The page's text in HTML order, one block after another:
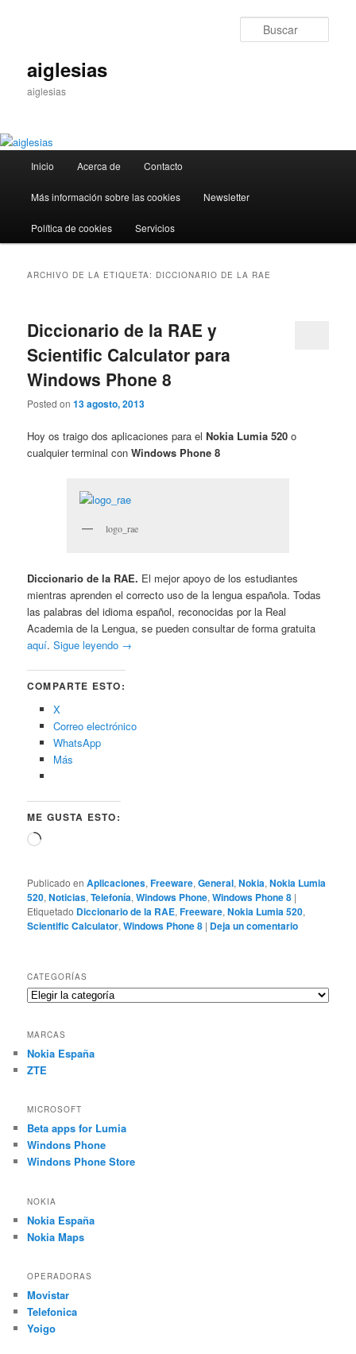
aiglesias
aiglesias
principal
Inicio Acerca de Contacto
Más información sobre las cookies Newsletter
Política de cookies Servicios
ARCHIVO DE LA ETIQUETA: DICCIONARIO DE LA RAE
Diccionario de la RAE y
Scientific Calculator para
Windows Phone 8
Posted on13 agosto, 2013
Hoy os traigo dos aplicaciones para elNokia Lumia 520 o
cualquier terminal conWindows Phone 8
logo_rae
Diccionario de la RAE. El mejor apoyo de los estudiantes
mientras aprenden el correcto uso de la lengua española. Todas
las palabras del idioma español, reconocidas por la Real
Academia de la Lengua, se pueden consultar de forma gratuita
aquí.Sigue leyendo →
COMPARTE ESTO:
X
Correo electrónico
WhatsApp
Más
ME GUSTA ESTO:
Cargando...
Publicado en Aplicaciones,Freeware,General,Nokia,Nokia Lumia
520,Noticias,Telefonía,Windows Phone,Windows Phone 8 |
Etiquetado Diccionario de la RAE,Freeware,Nokia Lumia 520,
Scientific Calculator,Windows Phone 8 | Deja un comentario
CATEGORÍAS
Categorías
MARCAS
Nokia España
ZTE
MICROSOFT
Beta apps for Lumia
Windons Phone
Windons Phone Store
NOKIA
Nokia España
Nokia Maps
OPERADORAS
Movistar
Telefonica
Yoigo